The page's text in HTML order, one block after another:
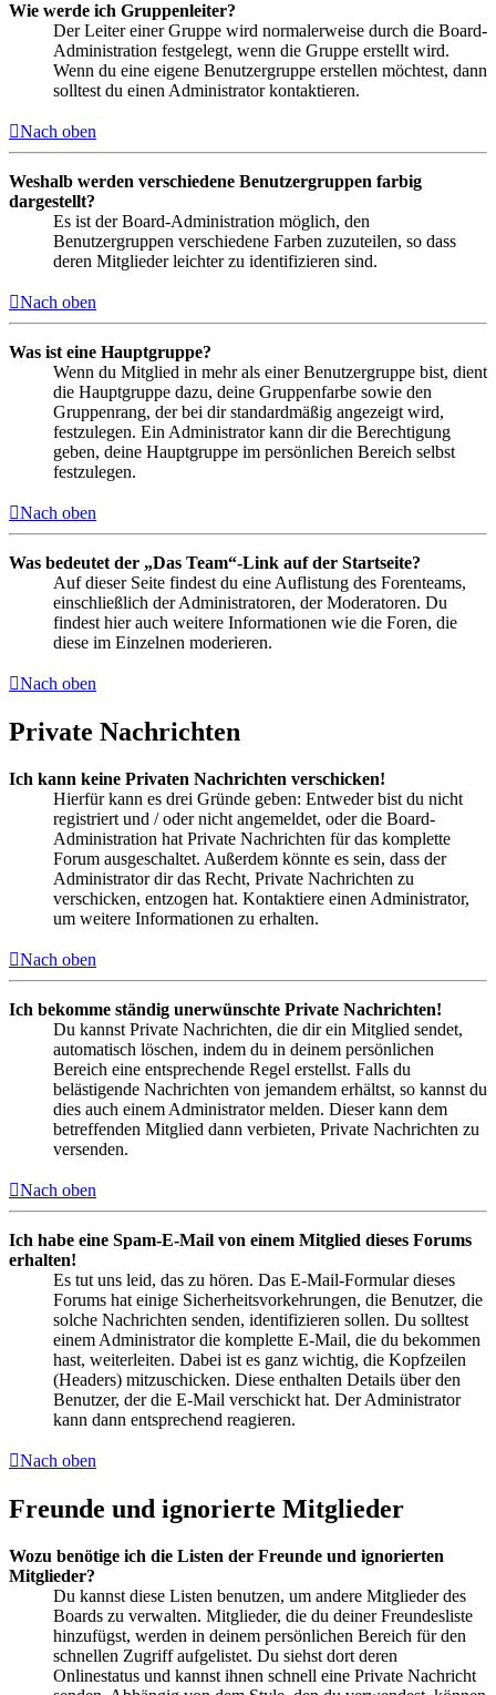
Wie werde ich Gruppenleiter?
Der Leiter einer Gruppe wird normalerweise durch die Board-
Administration festgelegt, wenn die Gruppe erstellt wird.
Wenn du eine eigene Benutzergruppe erstellen möchtest, dann
solltest du einen Administrator kontaktieren.
Nach oben
Weshalb werden verschiedene Benutzergruppen farbig
dargestellt?
Es ist der Board-Administration möglich, den
Benutzergruppen verschiedene Farben zuzuteilen, so dass
deren Mitglieder leichter zu identifizieren sind.
Nach oben
Was ist eine Hauptgruppe?
Wenn du Mitglied in mehr als einer Benutzergruppe bist, dient
die Hauptgruppe dazu, deine Gruppenfarbe sowie den
Gruppenrang, der bei dir standardmäßig angezeigt wird,
festzulegen. Ein Administrator kann dir die Berechtigung
geben, deine Hauptgruppe im persönlichen Bereich selbst
festzulegen.
Nach oben
Was bedeutet der „Das Team“-Link auf der Startseite?
Auf dieser Seite findest du eine Auflistung des Forenteams,
einschließlich der Administratoren, der Moderatoren. Du
findest hier auch weitere Informationen wie die Foren, die
diese im Einzelnen moderieren.
Nach oben
Private Nachrichten
Ich kann keine Privaten Nachrichten verschicken!
Hierfür kann es drei Gründe geben: Entweder bist du nicht
registriert und / oder nicht angemeldet, oder die Board-
Administration hat Private Nachrichten für das komplette
Forum ausgeschaltet. Außerdem könnte es sein, dass der
Administrator dir das Recht, Private Nachrichten zu
verschicken, entzogen hat. Kontaktiere einen Administrator,
um weitere Informationen zu erhalten.
Nach oben
Ich bekomme ständig unerwünschte Private Nachrichten!
Du kannst Private Nachrichten, die dir ein Mitglied sendet,
automatisch löschen, indem du in deinem persönlichen
Bereich eine entsprechende Regel erstellst. Falls du
belästigende Nachrichten von jemandem erhältst, so kannst du
dies auch einem Administrator melden. Dieser kann dem
betreffenden Mitglied dann verbieten, Private Nachrichten zu
versenden.
Nach oben
Ich habe eine Spam-E-Mail von einem Mitglied dieses Forums
erhalten!
Es tut uns leid, das zu hören. Das E-Mail-Formular dieses
Forums hat einige Sicherheitsvorkehrungen, die Benutzer, die
solche Nachrichten senden, identifizieren sollen. Du solltest
einem Administrator die komplette E-Mail, die du bekommen
hast, weiterleiten. Dabei ist es ganz wichtig, die Kopfzeilen
(Headers) mitzuschicken. Diese enthalten Details über den
Benutzer, der die E-Mail verschickt hat. Der Administrator
kann dann entsprechend reagieren.
Nach oben
Freunde und ignorierte Mitglieder
Wozu benötige ich die Listen der Freunde und ignorierten
Mitglieder?
Du kannst diese Listen benutzen, um andere Mitglieder des
Boards zu verwalten. Mitglieder, die du deiner Freundesliste
hinzufügst, werden in deinem persönlichen Bereich für den
schnellen Zugriff aufgelistet. Du siehst dort deren
Onlinestatus und kannst ihnen schnell eine Private Nachricht